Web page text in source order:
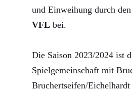
und Einweihung durch
VFL bei.
Die Saison 2023/2024 ist
Spielgemeinschaft mit
Bruchertseifen/